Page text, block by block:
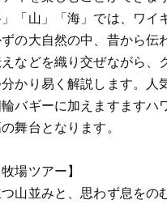
「山」「海」では、ワイ
の大自然の中、昔から伝
などを織り交ぜながら、
かり易く解説します。人
バギーに加えますますハ
舞台となります。
場ツアー】
山並みと、思わず息をの